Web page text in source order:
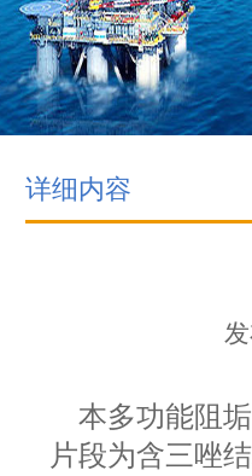
详细内容
本多功能阻垢
片段为含三唑